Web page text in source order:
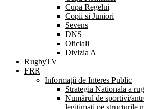
Cupa Regelui
Copii si Juniori
Sevens
DNS
Oficiali
Divizia A
RugbyTV
FRR
Informații de Interes Public
Strategia Nationala a
Numărul de sportivi/
legitimați pe structurile